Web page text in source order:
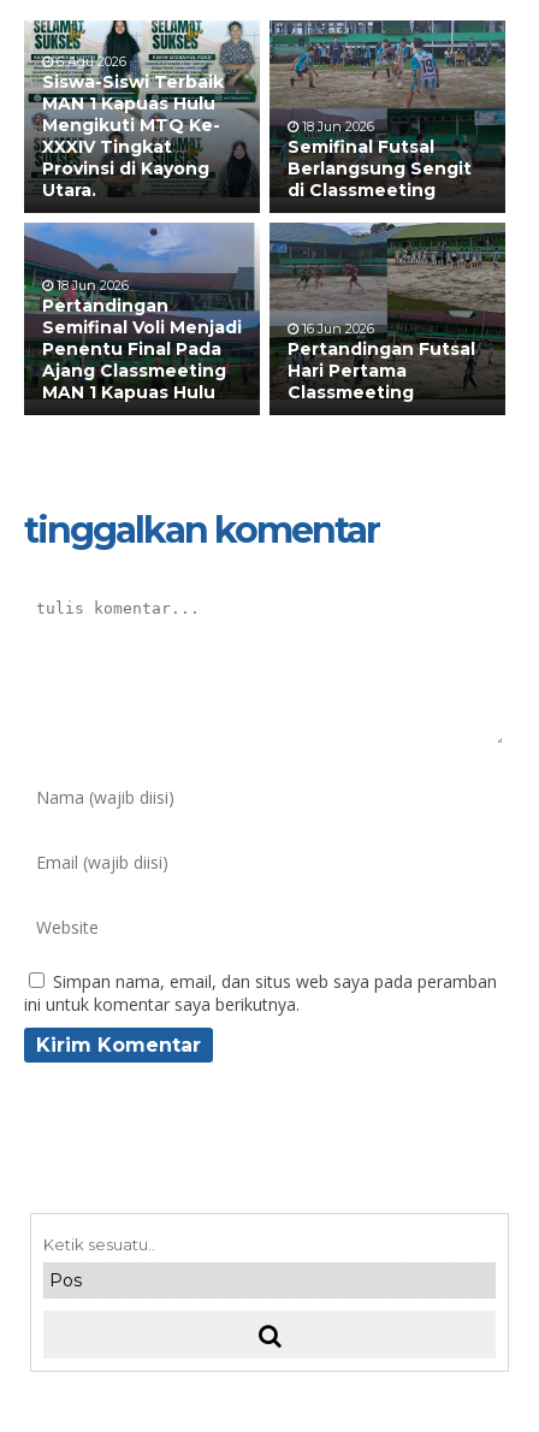
6 Agu 2026
Siswa-Siswi Terbaik
MAN 1 Kapuas Hulu
Mengikuti MTQ Ke-
XXXIV Tingkat
Provinsi di Kayong
Utara.
18 Jun 2026
Semifinal Futsal
Berlangsung Sengit
di Classmeeting
18 Jun 2026
Pertandingan
Semifinal Voli Menjadi
Penentu Final Pada
Ajang Classmeeting
MAN 1 Kapuas Hulu
16 Jun 2026
Pertandingan Futsal
Hari Pertama
Classmeeting
tinggalkan komentar
Simpan nama, email, dan situs web saya pada peramban
ini untuk komentar saya berikutnya.